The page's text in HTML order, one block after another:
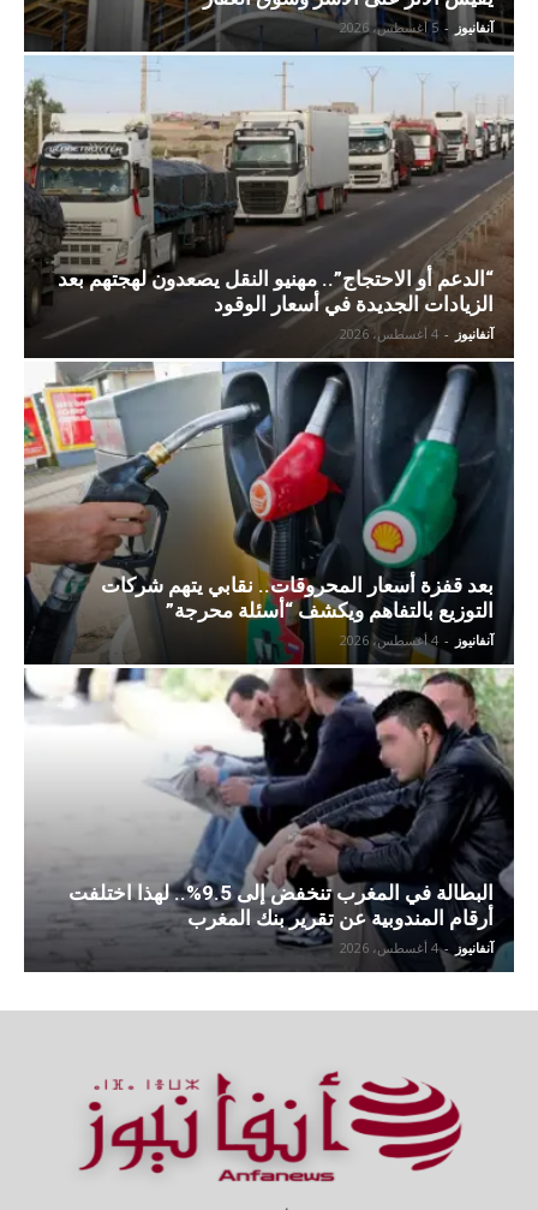
آنفانيوز - 5 أغسطس، 2026
“الدعم أو الاحتجاج”.. مهنيو النقل يصعدون لهجتهم بعد
الزيادات الجديدة في أسعار الوقود
آنفانيوز - 4 أغسطس، 2026
بعد قفزة أسعار المحروقات.. نقابي يتهم شركات
التوزيع بالتفاهم ويكشف “أسئلة محرجة”
آنفانيوز - 4 أغسطس، 2026
البطالة في المغرب تنخفض إلى 9.5%.. لهذا اختلفت
أرقام المندوبية عن تقرير بنك المغرب
آنفانيوز - 4 أغسطس، 2026